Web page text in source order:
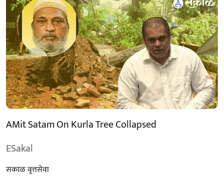
AMit Satam On Kurla Tree Collapsed
ESakal
सकाळ वृत्तसेवा